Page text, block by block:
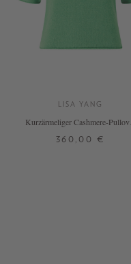
LISA YANG
Kurzärmeliger Cashmere-Pullover
360,00 €